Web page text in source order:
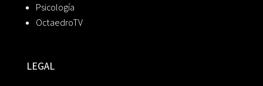
Psicología
OctaedroTV
LEGAL